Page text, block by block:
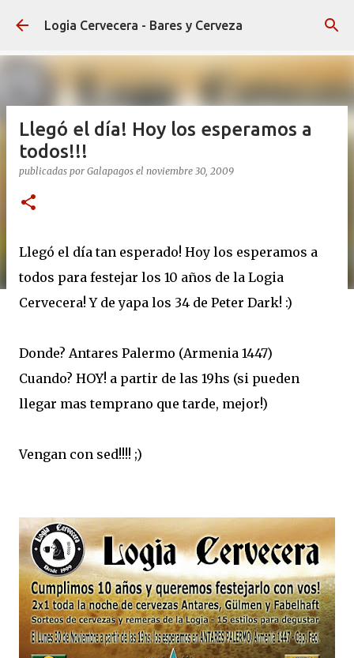
Ir al contenido principal
Logia Cervecera - Bares y Cerveza
Llegó el día! Hoy los esperamos a
todos!!!
publicadas por Galapagos el noviembre 30, 2009
Llegó el día tan esperado! Hoy los esperamos a
todos para festejar los 10 años de la Logia
Cervecera! Y de yapa los 34 de Peter Dark! :)
Donde? Antares Palermo (Armenia 1447)
Cuando? HOY! a partir de las 19hs (si pueden
llegar mas temprano que tarde, mejor!)
Vengan con sed!!!! ;)